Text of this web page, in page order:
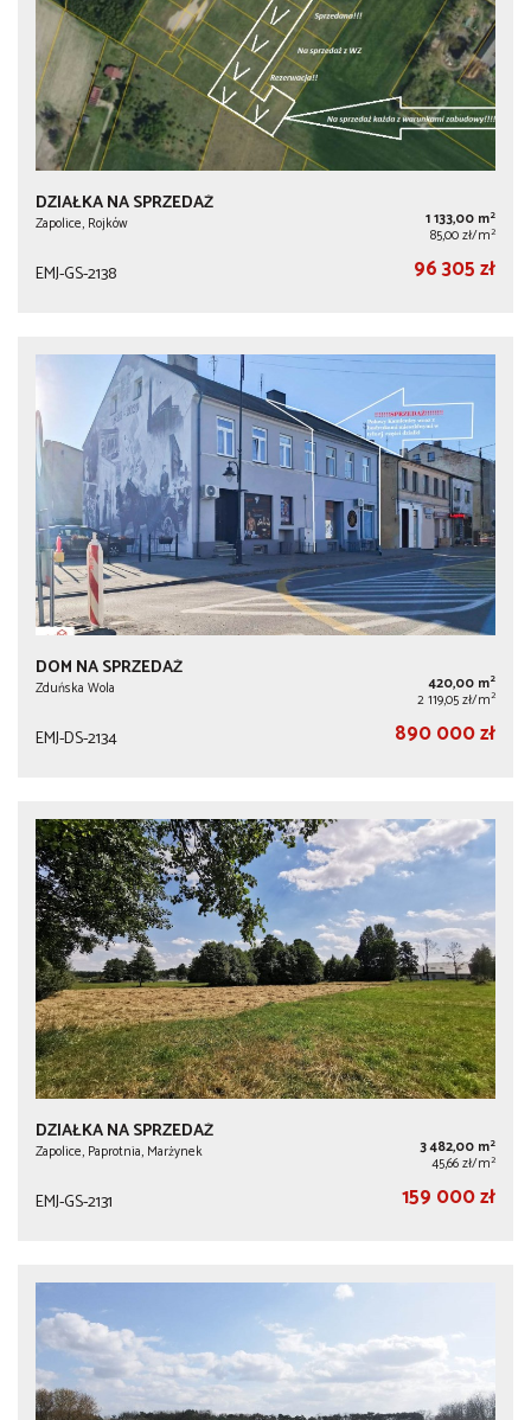
DZIAŁKA NA SPRZEDAŻ
Zapolice, Rojków 1 133,00 m2
85,00 zł/m2
EMJ-GS-2138 96 305 zł
DOM NA SPRZEDAŻ
Zduńska Wola 420,00 m2
2 119,05 zł/m2
EMJ-DS-2134 890 000 zł
DZIAŁKA NA SPRZEDAŻ
Zapolice, Paprotnia, Marżynek 3 482,00 m2
45,66 zł/m2
EMJ-GS-2131 159 000 zł